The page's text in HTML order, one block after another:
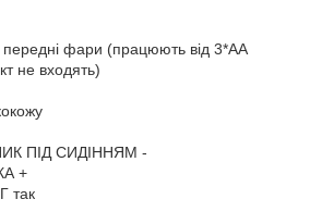
передні фари (працюють від 3*AA
не входять)
ПІД СИДІННЯМ -
+
так